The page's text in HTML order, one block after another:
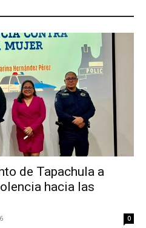
de Tapachula a
hacia las
0